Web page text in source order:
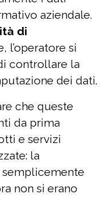
aziendale.
di
l’operatore si
controllare la
dei dati.
che queste
da prima
e servizi
la
non si erano